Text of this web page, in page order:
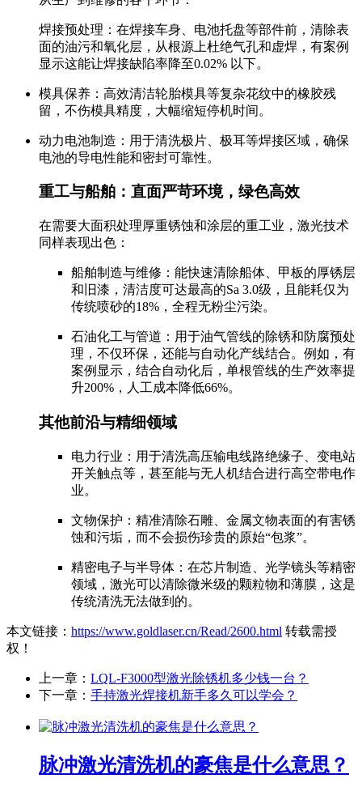
焊接预处理：在焊接车身、电池托盘等部件前，清除表
面的油污和氧化层，从根源上杜绝气孔和虚焊，有案例
显示这能让焊接缺陷率降至0.02% 以下。
模具保养：高效清洁轮胎模具等复杂花纹中的橡胶残
留，不伤模具精度，大幅缩短停机时间。
动力电池制造：用于清洗极片、极耳等焊接区域，确保
电池的导电性能和密封可靠性。
重工与船舶：直面严苛环境，绿色高效
在需要大面积处理厚重锈蚀和涂层的重工业，激光技术
同样表现出色：
船舶制造与维修：能快速清除船体、甲板的厚锈层
和旧漆，清洁度可达最高的Sa 3.0级，且能耗仅为
传统喷砂的18%，全程无粉尘污染。
石油化工与管道：用于油气管线的除锈和防腐预处
理，不仅环保，还能与自动化产线结合。例如，有
案例显示，结合自动化后，单根管线的生产效率提
升200%，人工成本降低66%。
其他前沿与精细领域
电力行业：用于清洗高压输电线路绝缘子、变电站
开关触点等，甚至能与无人机结合进行高空带电作
业。
文物保护：精准清除石雕、金属文物表面的有害锈
蚀和污垢，而不会损伤珍贵的原始“包浆”。
精密电子与半导体：在芯片制造、光学镜头等精密
领域，激光可以清除微米级的颗粒物和薄膜，这是
传统清洗无法做到的。
本文链接： https://www.goldlaser.cn/Read/2600.html 转载需授
权！
上一章： LQL-F3000型激光除锈机多少钱一台？
下一章： 手持激光焊接机新手多久可以学会？
脉冲激光清洗机的豪焦是什么意思？